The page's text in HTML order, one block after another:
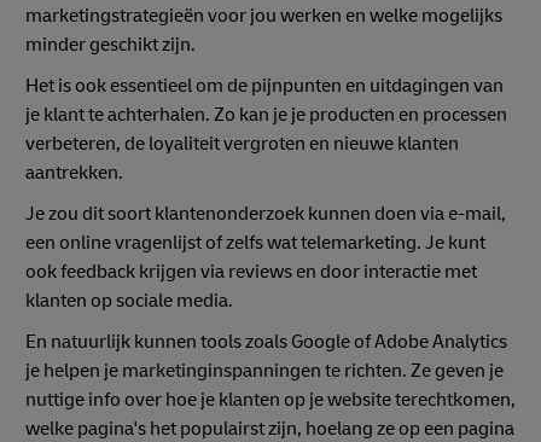
marketingstrategieën voor jou werken en welke mogelijks
minder geschikt zijn.
Het is ook essentieel om de pijnpunten en uitdagingen van
je klant te achterhalen. Zo kan je je producten en processen
verbeteren, de loyaliteit vergroten en nieuwe klanten
aantrekken.
Je zou dit soort klantenonderzoek kunnen doen via e-mail,
een online vragenlijst of zelfs wat telemarketing. Je kunt
ook feedback krijgen via reviews en door interactie met
klanten op sociale media.
En natuurlijk kunnen tools zoals Google of Adobe Analytics
je helpen je marketinginspanningen te richten. Ze geven je
nuttige info over hoe je klanten op je website terechtkomen,
welke pagina's het populairst zijn, hoelang ze op een pagina